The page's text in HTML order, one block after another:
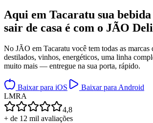
Aqui em Tacaratu sua
sair de casa é com o JÃO
No JÃO em Tacaratu você tem todas as marcas
destilados, vinhos, energéticos, uma linha
muito mais — entregue na sua porta, rápido.
Baixar para iOS
Baixar para Android
LMRA
4,8
+ de 12 mil avaliações